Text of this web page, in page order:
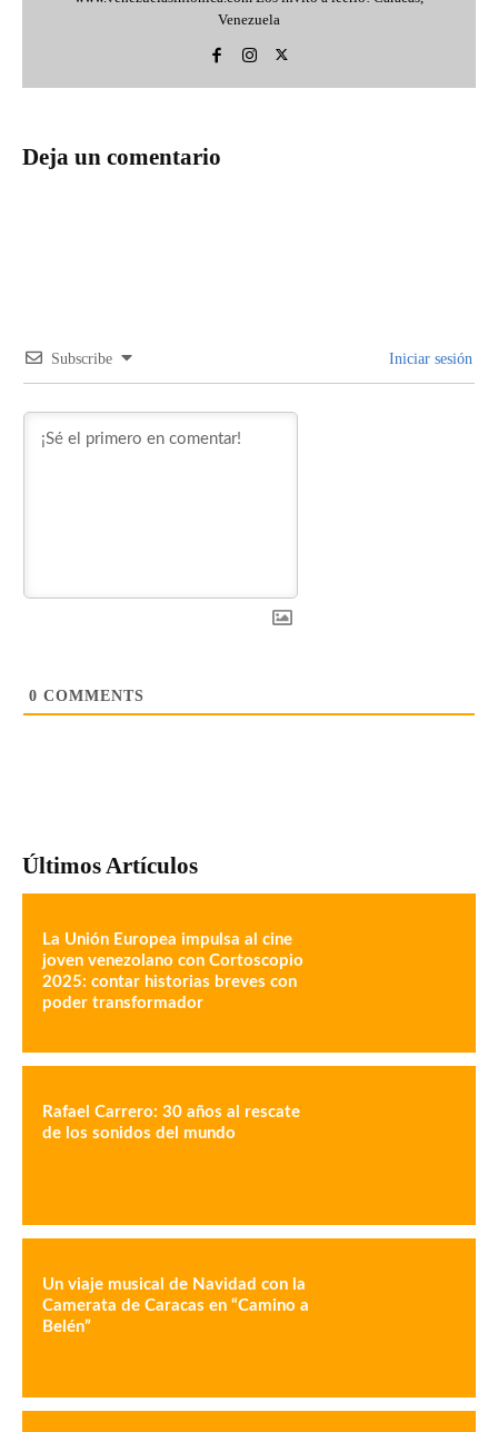
Venezuela
Deja un comentario
Subscribe Iniciar sesión
0 COMMENTS
Últimos Artículos
La Unión Europea impulsa al cine
joven venezolano con Cortoscopio
2025: contar historias breves con
poder transformador
Rafael Carrero: 30 años al rescate
de los sonidos del mundo
Un viaje musical de Navidad con la
Camerata de Caracas en “Camino a
Belén”